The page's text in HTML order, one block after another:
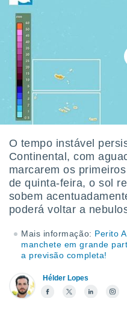
e
forma
digital
ou
permite-
a nossa
de alta
a
ou
CONTINUAR
CONFIGURAÇÕES
O tempo instável
Continental, com
marcarem os
de quinta-feira, o sol
sobem
poderá voltar a
Mais informação: Perito
manchete em grande
a previsão completa!
Hélder Lopes